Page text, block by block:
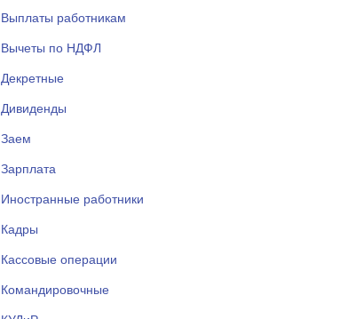
Выплаты работникам
Вычеты по НДФЛ
Декретные
Дивиденды
Заем
Зарплата
Иностранные работники
Кадры
Кассовые операции
Командировочные